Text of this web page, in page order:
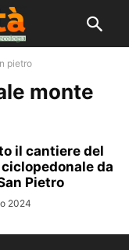
pietro
monte
il cantiere del
da
Pietro
2024